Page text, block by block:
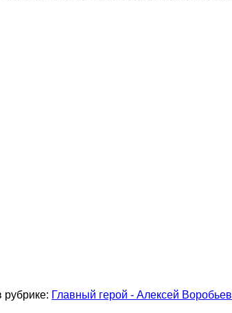
рубрике: Главный герой - Алексей Воробьев